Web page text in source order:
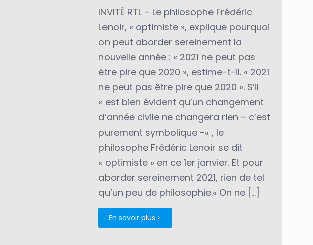
INVITÉ RTL – Le philosophe Frédéric
Lenoir, « optimiste », explique pourquoi
on peut aborder sereinement la
nouvelle année : « 2021 ne peut pas
être pire que 2020 », estime-t-il. « 2021
ne peut pas être pire que 2020 ». S’il
« est bien évident qu’un changement
d’année civile ne changera rien – c’est
purement symbolique -« , le
philosophe Frédéric Lenoir se dit
« optimiste » en ce 1er janvier. Et pour
aborder sereinement 2021, rien de tel
qu’un peu de philosophie.« On ne […]
En savoir plus